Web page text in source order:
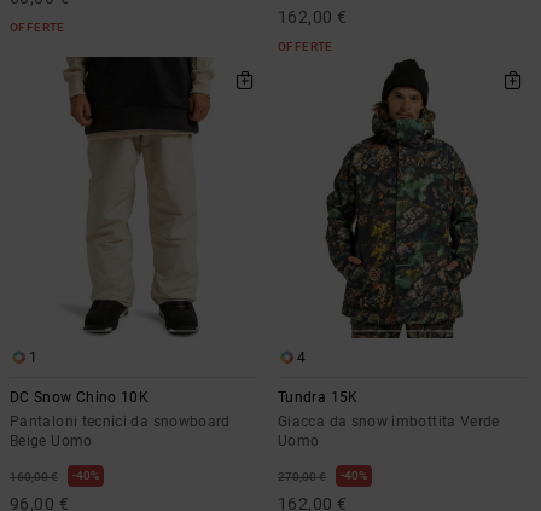
OFFERTE
162,00 €
OFFERTE
1
DC Snow Chino 10K
Pantaloni tecnici da snowboard
Beige Uomo
160,00 € 40%
96,00 €
4
Tundra 15K
Giacca da snow imbottita Verde
Uomo
270,00 € 40%
162,00 €